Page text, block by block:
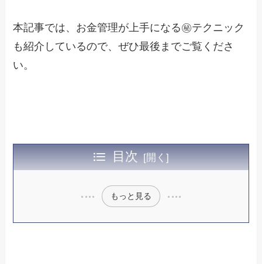
本記事では、お金管理が上手になる㊙テクニック
も紹介しているので、ぜひ最後までご覧くださ
い。
目次
もっと見る